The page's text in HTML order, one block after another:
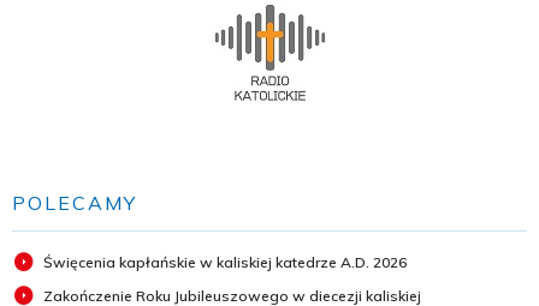
POLECAMY
Święcenia kapłańskie w kaliskiej katedrze A.D. 2026
Zakończenie Roku Jubileuszowego w diecezji kaliskiej